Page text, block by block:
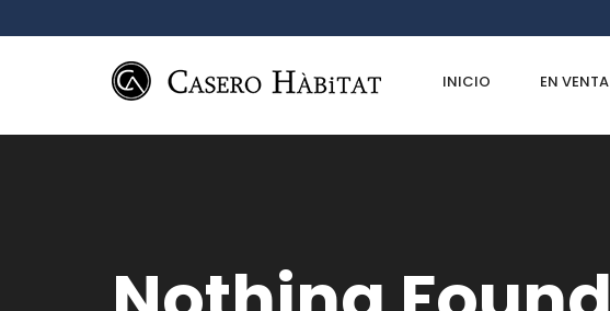
INICIO EN VENTA